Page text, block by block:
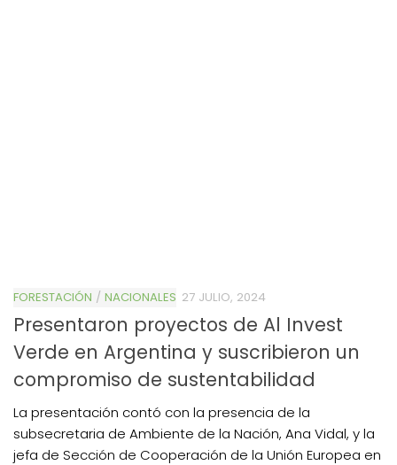
FORESTACIÓN / NACIONALES 27 JULIO, 2024
Presentaron proyectos de Al Invest
Verde en Argentina y suscribieron un
compromiso de sustentabilidad
La presentación contó con la presencia de la
subsecretaria de Ambiente de la Nación, Ana Vidal, y la
jefa de Sección de Cooperación de la Unión Europea en